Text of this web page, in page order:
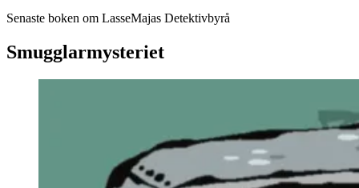
Senaste boken om LasseMajas Detektivbyrå
Smugglarmysteriet